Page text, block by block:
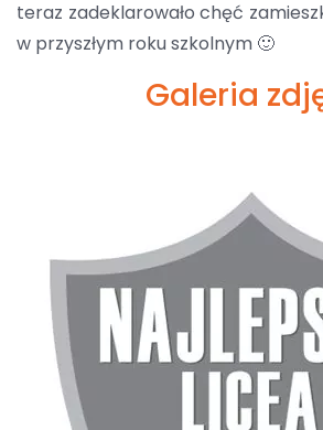
teraz zadeklarowało chęć
w przyszłym roku szkolnym 🙂
Galeria